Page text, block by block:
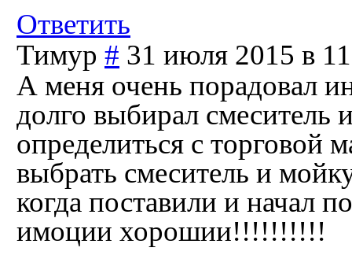
Ответить
Тимур # 31 июля 2015 в
А меня очень порадовал
долго выбирал
определиться с торговой
выбрать смеситель и
когда поставили и начал
имоции хорошии!!!!!!!!!!